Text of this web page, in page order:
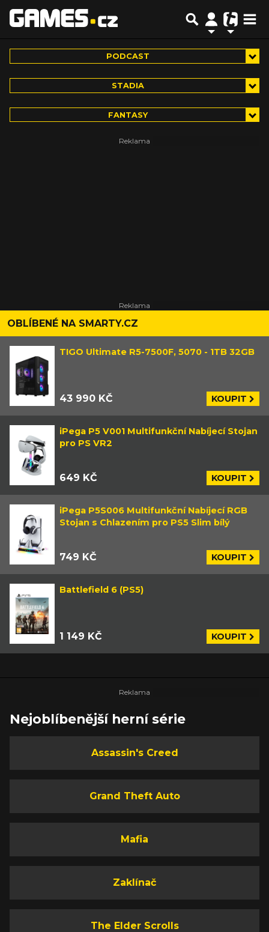
PODCAST
STADIA
FANTASY
OBLÍBENÉ NA SMARTY.CZ
TIGO Ultimate R5-7500F, 5070 - 1TB 32GB
43 990 KČ KOUPIT
iPega P5 V001 Multifunkční Nabíjecí Stojan
pro PS VR2
649 KČ KOUPIT
iPega P5S006 Multifunkční Nabíjecí RGB
Stojan s Chlazením pro PS5 Slim bílý
749 KČ KOUPIT
Battlefield 6 (PS5)
1 149 KČ KOUPIT
Nejoblíbenější herní série
Assassin's Creed
Grand Theft Auto
Mafia
Zaklínač
The Elder Scrolls